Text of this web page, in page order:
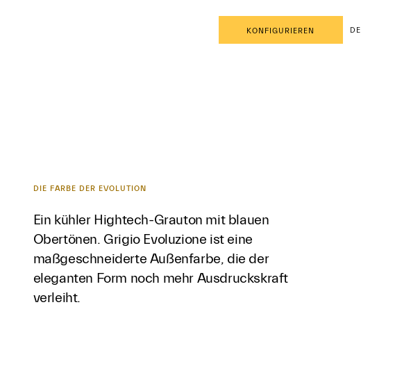
KONFIGURIEREN DE
DIE FARBE DER EVOLUTION
Ein kühler Hightech-Grauton mit blauen
Obertönen. Grigio Evoluzione ist eine
maßgeschneiderte Außenfarbe, die der
eleganten Form noch mehr Ausdruckskraft
verleiht.